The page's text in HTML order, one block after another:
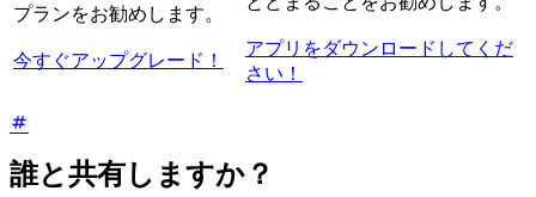
プランをお勧めします。
今すぐアップグレード！
アプリをダウンロードしてくだ
さい！
誰と共有しますか？